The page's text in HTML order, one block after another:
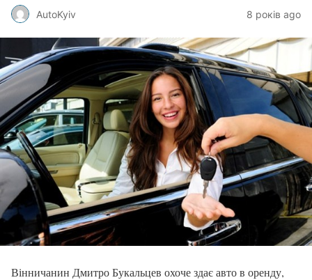
AutoKyiv 8 років ago
Вінничанин Дмитро Букальцев охоче здає авто в оренду,